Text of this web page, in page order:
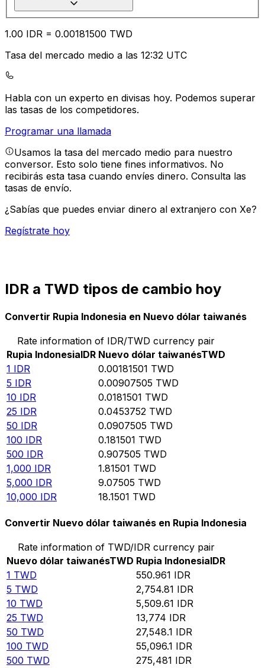
1.00 IDR = 0.00181500 TWD
Tasa del mercado medio a las 12:32 UTC
Habla con un experto en divisas hoy. Podemos superar
las tasas de los competidores.
Programar una llamada
Usamos la tasa del mercado medio para nuestro
conversor. Esto solo tiene fines informativos. No
recibirás esta tasa cuando envíes dinero. Consulta las
tasas de envío.
¿Sabías que puedes enviar dinero al extranjero con Xe?
Regístrate hoy
IDR a TWD tipos de cambio hoy
Convertir Rupia Indonesia en Nuevo dólar taiwanés
Rate information of IDR/TWD currency pair
Rupia IndonesiaIDR Nuevo dólar taiwanésTWD
1 IDR 0.00181501 TWD
5 IDR 0.00907505 TWD
10 IDR 0.0181501 TWD
25 IDR 0.0453752 TWD
50 IDR 0.0907505 TWD
100 IDR 0.181501 TWD
500 IDR 0.907505 TWD
1,000 IDR 1.81501 TWD
5,000 IDR 9.07505 TWD
10,000 IDR 18.1501 TWD
Convertir Nuevo dólar taiwanés en Rupia Indonesia
Rate information of TWD/IDR currency pair
Nuevo dólar taiwanésTWD Rupia IndonesiaIDR
1 TWD 550.961 IDR
5 TWD 2,754.81 IDR
10 TWD 5,509.61 IDR
25 TWD 13,774 IDR
50 TWD 27,548.1 IDR
100 TWD 55,096.1 IDR
500 TWD 275,481 IDR